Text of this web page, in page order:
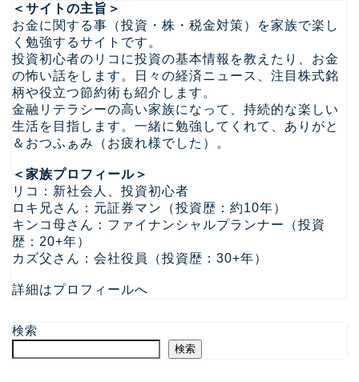
＜サイトの主旨＞
お金に関する事（投資・株・税金対策）を家族で楽し
く勉強するサイトです。
投資初心者のリコに投資の基本情報を教えたり、お金
の怖い話をします。日々の経済ニュース、注目株式銘
柄や役立つ節約術も紹介します。
金融リテラシーの高い家族になって、持続的な楽しい
生活を目指します。一緒に勉強してくれて、ありがと
＆おつふぁみ（お疲れ様でした）。
＜家族プロフィール＞
リコ：新社会人、投資初心者
ロキ兄さん：元証券マン（投資歴：約10年）
キンコ母さん：ファイナンシャルプランナー（投資
歴：20+年）
カズ父さん：会社役員（投資歴：30+年）
詳細はプロフィールへ
検索
検索